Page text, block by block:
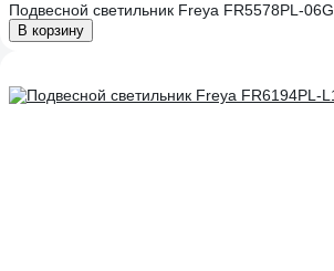
Подвесной светильник Freya FR5578PL-06G
В корзину